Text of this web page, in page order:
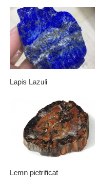
Lapis Lazuli
Lemn pietrificat